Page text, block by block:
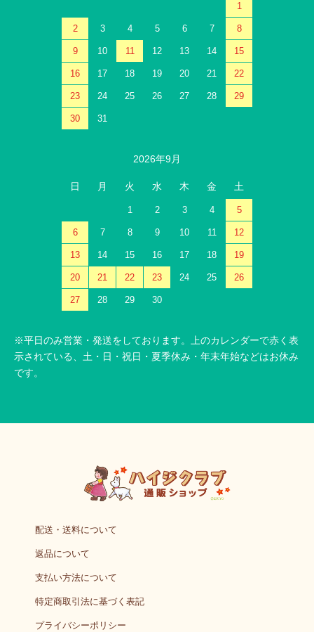
1
2 3 4 5 6 7 8
9 10 11 12 13 14 15
16 17 18 19 20 21 22
23 24 25 26 27 28 29
30 31
2026年9月
日 月 火 水 木 金 土
1 2 3 4 5
6 7 8 9 10 11 12
13 14 15 16 17 18 19
20 21 22 23 24 25 26
27 28 29 30
※平日のみ営業・発送をしております。上のカレンダーで赤く表
示されている、土・日・祝日・夏季休み・年末年始などはお休み
です。
配送・送料について
返品について
支払い方法について
特定商取引法に基づく表記
プライバシーポリシー